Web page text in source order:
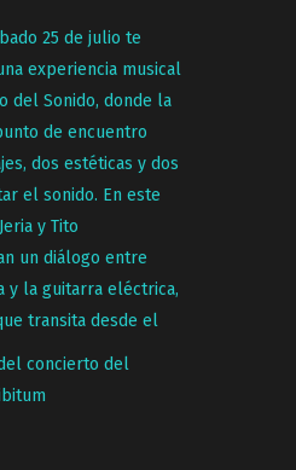
CLAVICORDIO
invita a un
de clavicordio a
Méndez, como
de retribución